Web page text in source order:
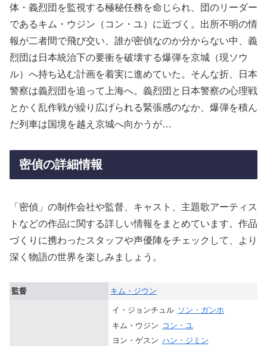
体・義烈団を監視する極秘任務を命じられ、団のリーダー
であるキム・ウジン（コン・ユ）に近づく。出所不明の情
報が二者間で飛び交い、誰が密偵なのか分からない中、義
烈団は日本統治下の要衝を破壊する爆弾を京城（現ソウ
ル）へ持ち込む計画を着実に進めていた。そんな折、日本
警察は義烈団を追って上海へ。義烈団と日本警察の心理戦
とかく乱作戦が繰り広げられる緊張感のなか、爆弾を積ん
だ列車は国境を越え京城へ向かうが…
密偵の詳細情報
「密偵」の制作会社や監督、キャスト、主題歌アーティス
トなどの作品に関する詳しい情報をまとめています。作品
づくりに携わったスタッフや声優陣をチェックして、より
深く物語の世界を楽しみましょう。
監督 キム・ジウン
イ・ジョンチュル ソン・ガンホ
キム・ウジン コン・ユ
ヨン・ゲスン ハン・ジミン